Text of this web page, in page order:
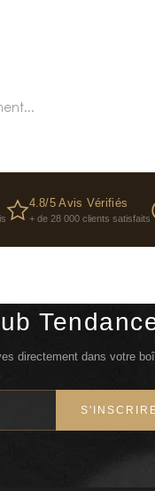
4.8/5 Avis Vérifiés
+ de 28 000 clients satisfaits
directement dans votre